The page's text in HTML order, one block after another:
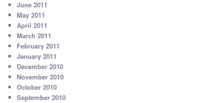
June 2011
May 2011
April 2011
March 2011
February 2011
January 2011
December 2010
November 2010
October 2010
September 2010